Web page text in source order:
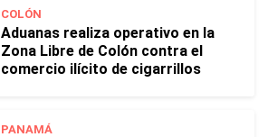
COLÓN
Aduanas realiza operativo en la
Zona Libre de Colón contra el
comercio ilícito de cigarrillos
PANAMÁ